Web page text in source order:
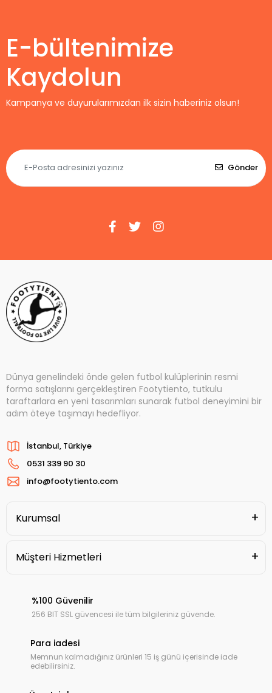
E-bültenimize
Kaydolun
Kampanya ve duyurularımızdan ilk sizin haberiniz olsun!
Gönder
Dünya genelindeki önde gelen futbol kulüplerinin resmi
forma satışlarını gerçekleştiren Footytiento, tutkulu
taraftarlara en yeni tasarımları sunarak futbol deneyimini bir
adım öteye taşımayı hedefliyor.
İstanbul, Türkiye
0531 339 90 30
info@footytiento.com
Kurumsal
Müşteri Hizmetleri
%100 Güvenilir
256 BIT SSL güvencesi ile tüm bilgileriniz güvende.
Para iadesi
Memnun kalmadığınız ürünleri 15 iş günü içerisinde iade
edebilirsiniz.